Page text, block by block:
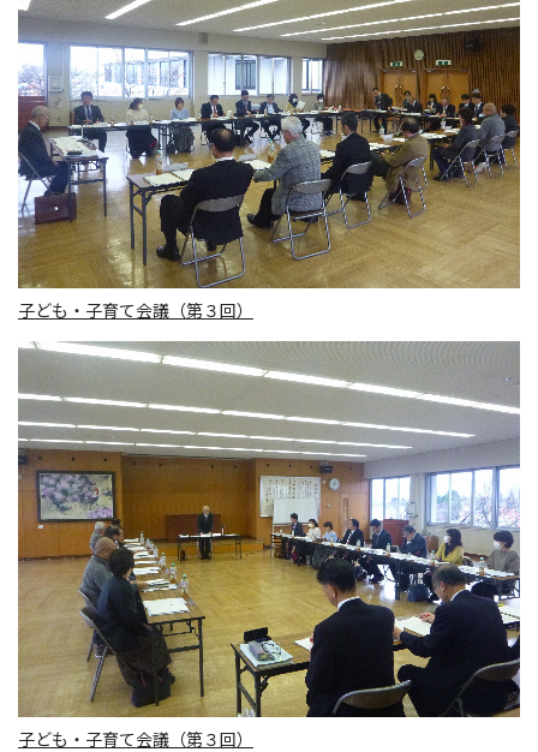
子ども・子育て会議（第３回）
子ども・子育て会議（第３回）